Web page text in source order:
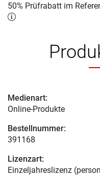
50% Prüfrabatt im
Medienart:
Online-Produkte
Bestellnummer:
391168
Lizenzart:
Einzeljahreslizenz